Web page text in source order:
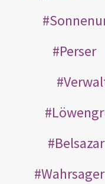
Perser
Belsazar
Wahrsager